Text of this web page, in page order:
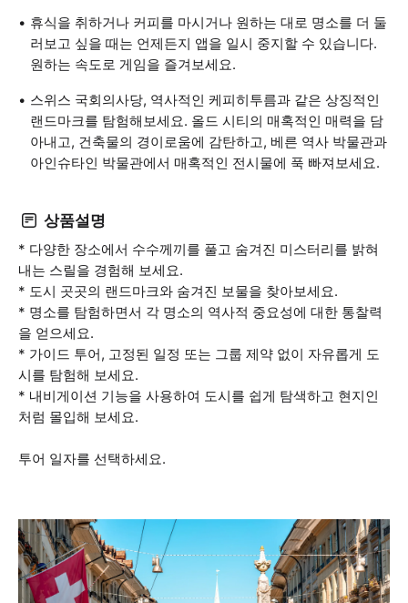
휴식을 취하거나 커피를 마시거나 원하는 대로 명소를 더 둘
러보고 싶을 때는 언제든지 앱을 일시 중지할 수 있습니다.
원하는 속도로 게임을 즐겨보세요.
스위스 국회의사당, 역사적인 케피히투름과 같은 상징적인
랜드마크를 탐험해보세요. 올드 시티의 매혹적인 매력을 담
아내고, 건축물의 경이로움에 감탄하고, 베른 역사 박물관과
아인슈타인 박물관에서 매혹적인 전시물에 푹 빠져보세요.
상품설명
* 다양한 장소에서 수수께끼를 풀고 숨겨진 미스터리를 밝혀
내는 스릴을 경험해 보세요.
* 도시 곳곳의 랜드마크와 숨겨진 보물을 찾아보세요.
* 명소를 탐험하면서 각 명소의 역사적 중요성에 대한 통찰력
을 얻으세요.
* 가이드 투어, 고정된 일정 또는 그룹 제약 없이 자유롭게 도
시를 탐험해 보세요.
* 내비게이션 기능을 사용하여 도시를 쉽게 탐색하고 현지인
처럼 몰입해 보세요.
투어 일자를 선택하세요.